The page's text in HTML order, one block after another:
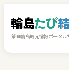
能登輪島観光情報ポータル